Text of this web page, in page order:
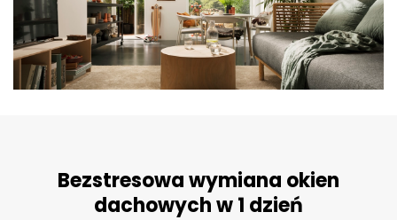
Bezstresowa wymiana okien
dachowych w 1 dzień